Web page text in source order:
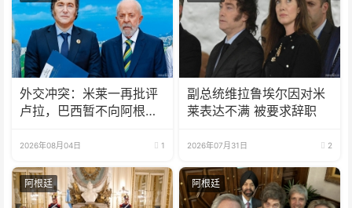
外交冲突：米莱一再批评
卢拉，巴西暂不向阿根廷
2026年08月04日 1
副总统维拉鲁埃尔因对米
莱表达不满 被要求辞职
2026年07月31日 2
阿根廷 阿根廷